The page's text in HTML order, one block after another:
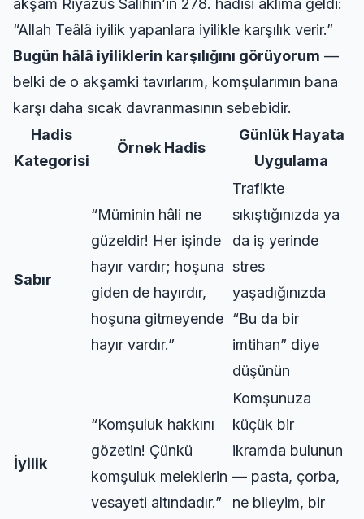
akşam Riyazus Salihin’in 278. hadisi aklıma geldi:
“Allah Teâlâ iyilik yapanlara iyilikle karşılık verir.”
Bugün hâlâ iyiliklerin karşılığını görüyorum —
belki de o akşamki tavırlarım, komşularımın bana
karşı daha sıcak davranmasının sebebidir.
Hadis
Kategorisi
Örnek Hadis
Günlük Hayata
Uygulama
Sabır
“Müminin hâli ne
güzeldir! Her işinde
hayır vardır; hoşuna
giden de hayırdır,
hoşuna gitmeyende
hayır vardır.”
Trafikte
sıkıştığınızda ya
da iş yerinde
stres
yaşadığınızda
“Bu da bir
imtihan” diye
düşünün
İyilik
“Komşuluk hakkını
gözetin! Çünkü
komşuluk meleklerin
vesayeti altındadır.”
Komşunuza
küçük bir
ikramda bulunun
— pasta, çorba,
ne bileyim, bir